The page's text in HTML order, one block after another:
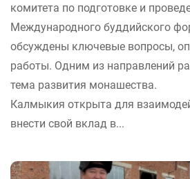
комитета по подготовке и
Международного буддийского
обсуждены ключевые вопросы,
работы. Одним из направлений
тема развития монашества.
Калмыкия открыта для
внести свой вклад в...